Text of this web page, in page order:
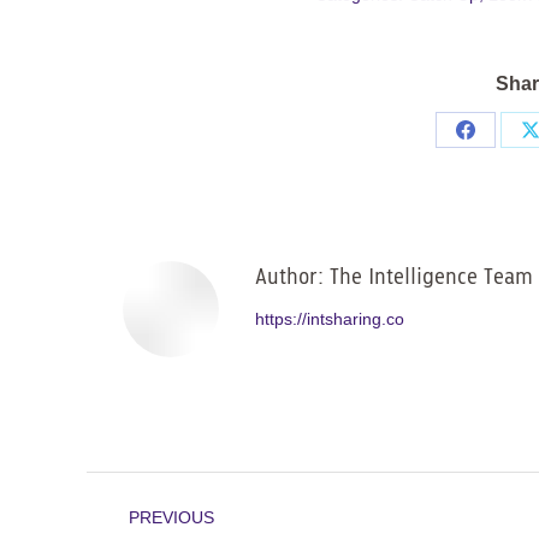
Share
Author: The Intelligence Team
https://intsharing.co
PREVIOUS